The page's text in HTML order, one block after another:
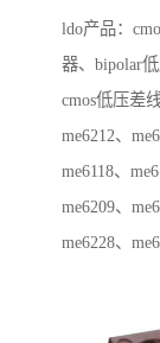
ldo产品：
器、bipolar
cmos低压差
me6212、
me6118、
me6209、
me6228、